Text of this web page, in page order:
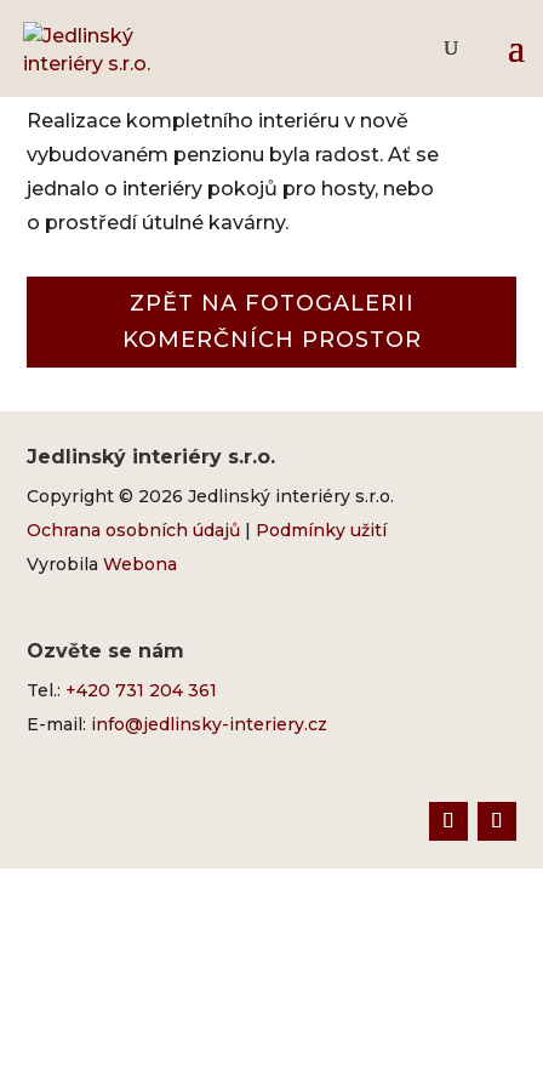
Penzion a kavárna
Realizace kompletního interiéru v nově
vybudovaném penzionu byla radost. Ať se
jednalo o interiéry pokojů pro hosty, nebo
o prostředí útulné kavárny.
ZPĚT NA FOTOGALERII
KOMERČNÍCH PROSTOR
Jedlinský interiéry s.r.o.
Copyright © 2026 Jedlinský interiéry s.r.o.
Ochrana osobních údajů | Podmínky užití
VyrobilaWebona
Ozvěte se nám
Tel.: +420 731 204 361
E-mail: info@jedlinsky-interiery.cz